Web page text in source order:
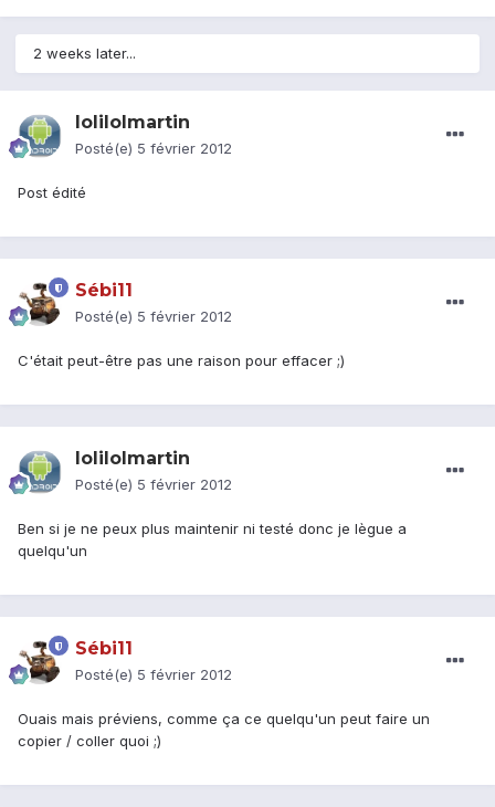
2 weeks later...
lolilolmartin
Posté(e) 5 février 2012
Post édité
Sébi11
Posté(e) 5 février 2012
C'était peut-être pas une raison pour effacer ;)
lolilolmartin
Posté(e) 5 février 2012
Ben si je ne peux plus maintenir ni testé donc je lègue a
quelqu'un
Sébi11
Posté(e) 5 février 2012
Ouais mais préviens, comme ça ce quelqu'un peut faire un
copier / coller quoi ;)